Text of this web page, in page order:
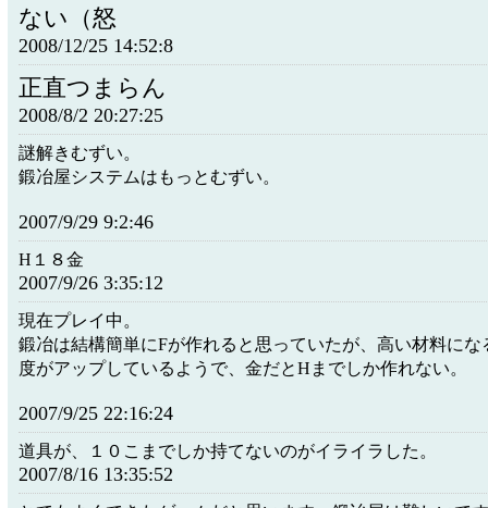
ない（怒
2008/12/25 14:52:8
正直つまらん
2008/8/2 20:27:25
謎解きむずい。
鍛冶屋システムはもっとむずい。
2007/9/29 9:2:46
H１８金
2007/9/26 3:35:12
現在プレイ中。
鍛冶は結構簡単にFが作れると思っていたが、高い材料にな
度がアップしているようで、金だとHまでしか作れない。
2007/9/25 22:16:24
道具が、１０こまでしか持てないのがイライラした。
2007/8/16 13:35:52